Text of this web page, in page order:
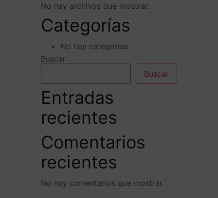
No hay archivos que mostrar.
Categorías
No hay categorías
Buscar
Buscar
Entradas
recientes
Comentarios
recientes
No hay comentarios que mostrar.